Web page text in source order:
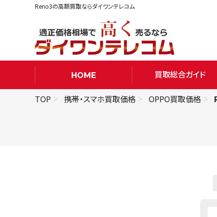
Reno3の高額買取ならダイワンテレコム
HOME 買取総合ガイド
TOP 携帯・スマホ買取価格 OPPO買取価格